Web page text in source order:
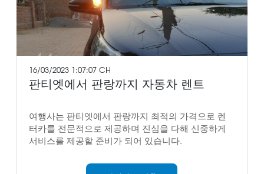
16/03/2023 1:07:07 CH
판티엣에서 판랑까지 자동차 렌트
여행사는 판티엣에서 판랑까지 최적의 가격으로 렌
터카를 전문적으로 제공하며 진심을 다해 신중하게
서비스를 제공할 준비가 되어 있습니다.